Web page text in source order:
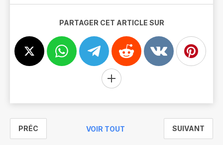
PARTAGER CET ARTICLE SUR
PRÉC VOIR TOUT SUIVANT